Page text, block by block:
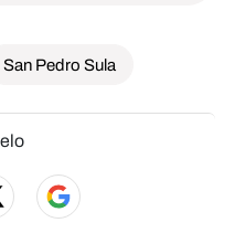
San Pedro Sula